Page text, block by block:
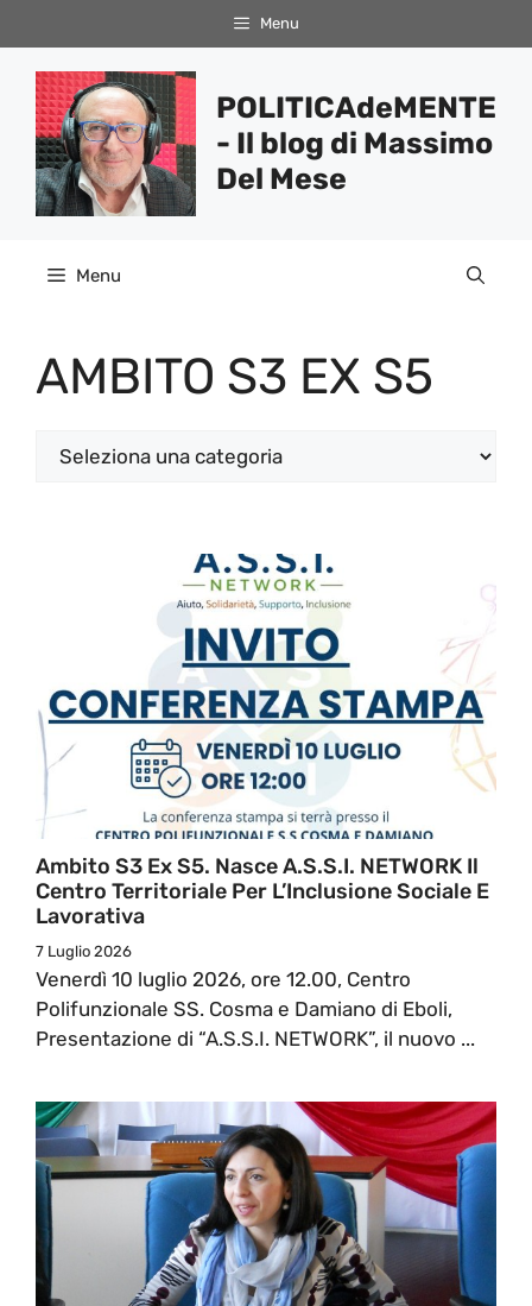
al
contenuto
Menu
POLITICAdeMENTE
- Il blog di Massimo
Del Mese
Menu
AMBITO S3 EX S5
Categorie
Ambito S3 Ex S5. Nasce A.S.S.I. NETWORK Il
Centro Territoriale Per L’Inclusione Sociale E
Lavorativa
7 Luglio 2026
Venerdì 10 luglio 2026, ore 12.00, Centro
Polifunzionale SS. Cosma e Damiano di Eboli,
Presentazione di “A.S.S.I. NETWORK”, il nuovo ...